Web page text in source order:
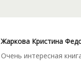
Жаркова Кристина
Очень интересная